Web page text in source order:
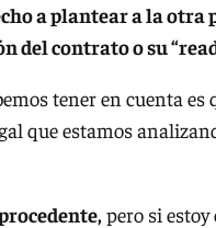
a plantear a la otra
del contrato o su
tener en cuenta
que estamos
pero si